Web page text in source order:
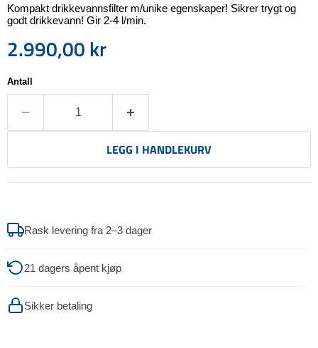
Kompakt drikkevannsfilter m/unike egenskaper! Sikrer trygt og
godt drikkevann! Gir 2-4 l/min.
Nåværende pris
2.990,00 kr
Antall
LEGG I HANDLEKURV
Rask levering fra 2–3 dager
21 dagers åpent kjøp
Sikker betaling